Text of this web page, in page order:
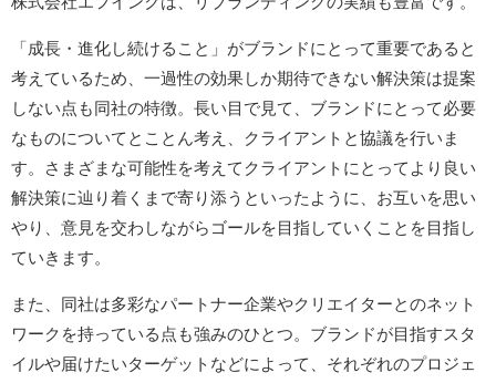
「成長・進化し続けること」がブランドにとって重要であると
考えているため、一過性の効果しか期待できない解決策は提案
しない点も同社の特徴。長い目で見て、ブランドにとって必要
なものについてとことん考え、クライアントと協議を行いま
す。さまざまな可能性を考えてクライアントにとってより良い
解決策に辿り着くまで寄り添うといったように、お互いを思い
やり、意見を交わしながらゴールを目指していくことを目指し
ていきます。
また、同社は多彩なパートナー企業やクリエイターとのネット
ワークを持っている点も強みのひとつ。ブランドが目指すスタ
イルや届けたいターゲットなどによって、それぞれのプロジェ